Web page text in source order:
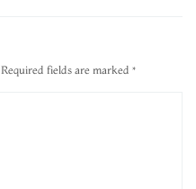
Required fields are marked *